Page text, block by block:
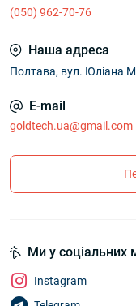
(050) 962-70-76
Наша адреса
Полтава, вул. Юліана
E-mail
goldtech.ua@gmail.com
Ми у соціальних
Instagram